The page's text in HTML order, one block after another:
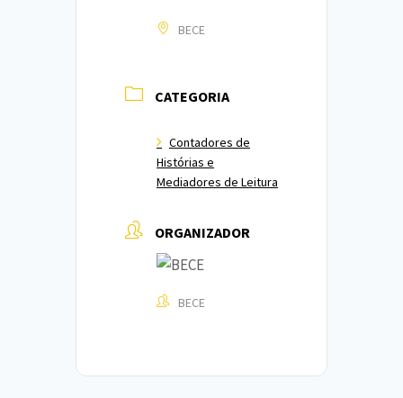
BECE
CATEGORIA
Contadores de
Histórias e
Mediadores de Leitura
ORGANIZADOR
BECE